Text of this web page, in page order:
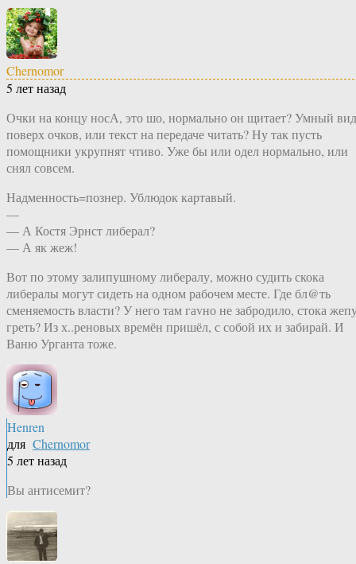
Chernomor
5 лет назад
Очки на концу носА, это шо, нормально он щитает? Умный вид
поверх очков, или текст на передаче читать? Ну так пусть
помощники укрупнят чтиво. Уже бы или одел нормально, или
снял совсем.
Надменность=познер. Ублюдок картавый.
—
— А Костя Эрнст либерал?
— А як жеж!
Вот по этому залипушному либералу, можно судить скока
либералы могут сидеть на одном рабочем месте. Где бл@ть
сменяемость власти? У него там гаvно не забродило, стока
греть? Из х..реновых времён пришёл, с собой их и забирай. И
Ваню Урганта тоже.
Henren
для Chernomor
5 лет назад
Вы антисемит?